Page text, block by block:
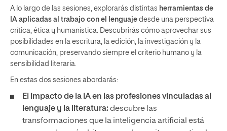
A lo largo de las sesiones, explorarás distintas herramientas de
IA aplicadas al trabajo con el lenguaje desde una perspectiva
crítica, ética y humanística. Descubrirás cómo aprovechar sus
posibilidades en la escritura, la edición, la investigación y la
comunicación, preservando siempre el criterio humano y la
sensibilidad literaria.
En estas dos sesiones abordarás:
El impacto de la IA en las profesiones vinculadas al
lenguaje y la literatura: descubre las
transformaciones que la inteligencia artificial está